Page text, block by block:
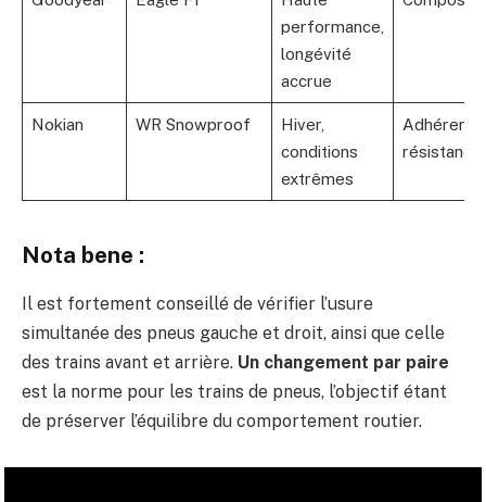
performance,
longévité
accrue
Nokian WR Snowproof
Hiver,
conditions
extrêmes
résistance
Nota bene :
Il est fortement conseillé de vérifier l’usure
simultanée des pneus gauche et droit, ainsi que celle
des trains avant et arrière. Un changement par paire
est la norme pour les trains de pneus, l’objectif étant
de préserver l’équilibre du comportement routier.